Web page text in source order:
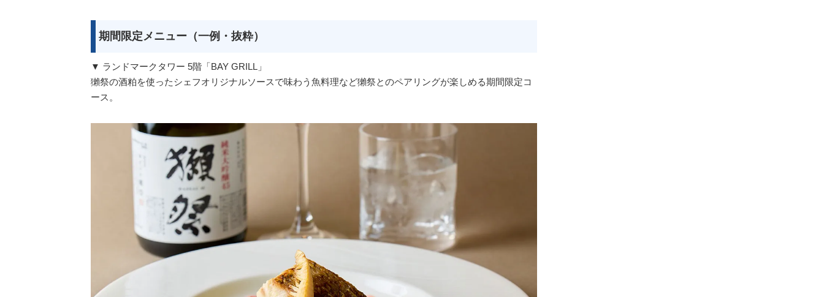
期間限定メニュー（一例・抜粋）
▼ ランドマークタワー 5階「BAY GRILL」
獺祭の酒粕を使ったシェフオリジナルソースで味わう魚料理など獺祭とのペアリングが楽しめる期間限定コ
ース。